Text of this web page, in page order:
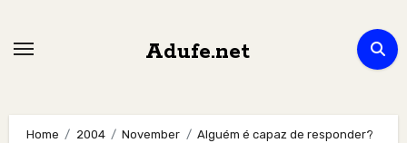
Adufe.net
Home 2004 November Alguém é capaz de responder?